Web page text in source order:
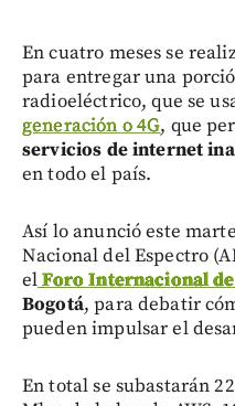
En cuatro meses se
para entregar una
radioeléctrico, que se
generación o 4G, que
servicios de internet
en todo el país.
Así lo anunció este
Nacional del Espectro
el Foro Internacional
Bogotá, para debatir
pueden impulsar el
En total se subastarán